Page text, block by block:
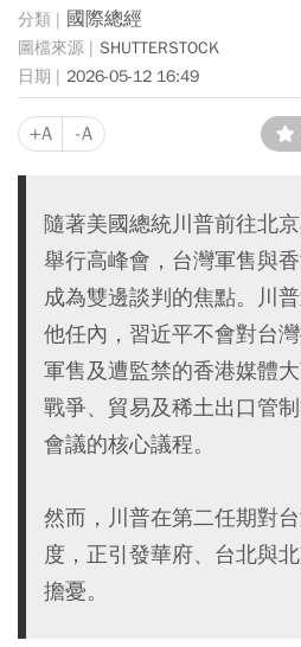
國際總經
SHUTTERSTOCK
2026-05-12 16:49
+A -A
隨著美國總統川普前往北
舉行高峰會，台灣軍售與
成為雙邊談判的焦點。川
他任內，習近平不會對台
軍售及遭監禁的香港媒體
戰爭、貿易及稀土出口管
會議的核心議程。
然而，川普在第二任期對
度，正引發華府、台北與
擔憂。